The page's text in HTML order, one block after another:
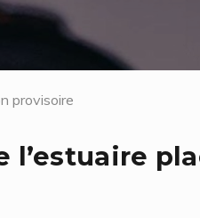
provisoire
l’estuaire